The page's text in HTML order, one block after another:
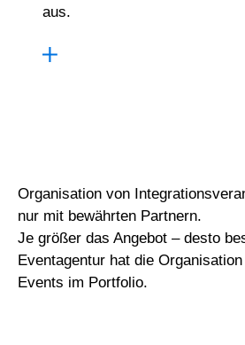
aus.
Organisation von
nur mit bewährten Partnern.
Je größer das Angebot – desto
Eventagentur hat die
Events im Portfolio.